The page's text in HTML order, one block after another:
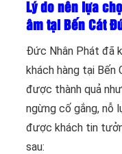
Lý do nên lựa
âm tại Bến Cát
Đức Nhân Phát đã
khách hàng tại Bến
được thành quả
ngừng cố gắng, nỗ
được khách tin
sau: